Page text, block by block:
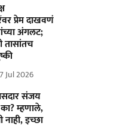
प्रेम दाखवणं
अंगलट;
तासांतच
Jul 2026
संजय
म्हणाले,
नाही, इच्छा